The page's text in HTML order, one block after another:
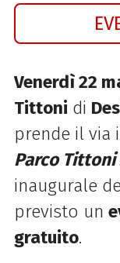
Venerdì 22
Tittoni di
prende il via
Parco Tittoni
inaugurale
previsto un
gratuito.